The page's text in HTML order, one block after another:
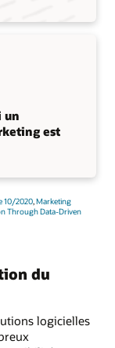
un
est
10/2020 Marketing
Through Data-Driven
du
logicielles